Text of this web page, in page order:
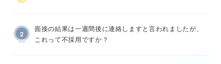
2
面接の結果は一週間後に連絡しますと言われましたが、
これって不採用ですか？